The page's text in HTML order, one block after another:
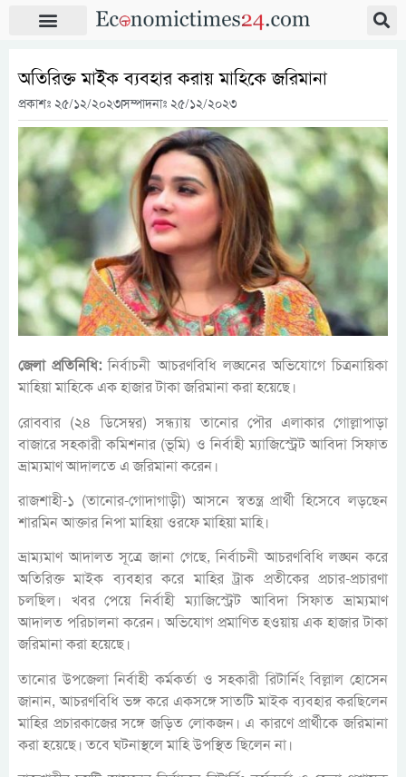
অতিরিক্ত মাইক ব্যবহার করায় মাহিকে জরিমানা
প্রকাশঃ ২৫/১২/২০২৩সম্পাদনাঃ ২৫/১২/২০২৩
জেলা প্রতিনিধি: নির্বাচনী আচরণবিধি লঙ্ঘনের অভিযোগে চিত্রনায়িকা
মাহিয়া মাহিকে এক হাজার টাকা জরিমানা করা হয়েছে।
রোববার (২৪ ডিসেম্বর) সন্ধ্যায় তানোর পৌর এলাকার গোল্লাপাড়া
বাজারে সহকারী কমিশনার (ভূমি) ও নির্বাহী ম্যাজিস্ট্রেট আবিদা সিফাত
ভ্রাম্যমাণ আদালতে এ জরিমানা করেন।
রাজশাহী-১ (তানোর-গোদাগাড়ী) আসনে স্বতন্ত্র প্রার্থী হিসেবে লড়ছেন
শারমিন আক্তার নিপা মাহিয়া ওরফে মাহিয়া মাহি।
ভ্রাম্যমাণ আদালত সূত্রে জানা গেছে, নির্বাচনী আচরণবিধি লঙ্ঘন করে
অতিরিক্ত মাইক ব্যবহার করে মাহির ট্রাক প্রতীকের প্রচার-প্রচারণা
চলছিল। খবর পেয়ে নির্বাহী ম্যাজিস্ট্রেট আবিদা সিফাত ভ্রাম্যমাণ
আদালত পরিচালনা করেন। অভিযোগ প্রমাণিত হওয়ায় এক হাজার টাকা
জরিমানা করা হয়েছে।
তানোর উপজেলা নির্বাহী কর্মকর্তা ও সহকারী রিটার্নিং বিল্লাল হোসেন
জানান, আচরণবিধি ভঙ্গ করে একসঙ্গে সাতটি মাইক ব্যবহার করছিলেন
মাহির প্রচারকাজের সঙ্গে জড়িত লোকজন। এ কারণে প্রার্থীকে জরিমানা
করা হয়েছে। তবে ঘটনাস্থলে মাহি উপস্থিত ছিলেন না।